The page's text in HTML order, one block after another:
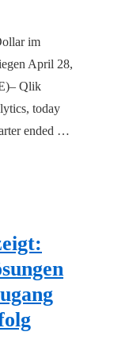
im
April 28,
Qlik
today
ended …